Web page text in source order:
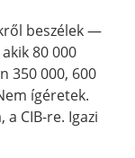
beszélek —
80 000
350 000, 600
ígéretek.
a CIB-re. Igazi